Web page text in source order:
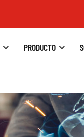
PRODUCTO